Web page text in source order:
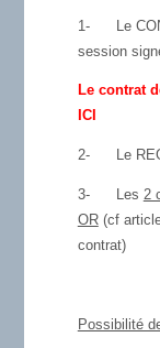
1- Le
session
Le contrat
ICI
2- Le
3- Les 2
OR(cf
contrat)
Possibilité